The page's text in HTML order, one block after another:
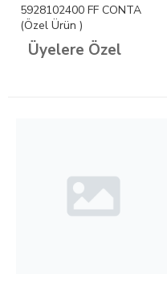
5928102400 FF CONTA
(Özel Ürün )
Üyelere Özel